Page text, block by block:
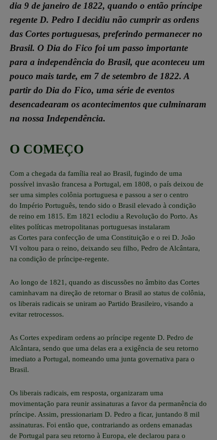
dia 9 de janeiro de 1822, quando o então príncipe
regente D. Pedro I decidiu não cumprir as ordens
das Cortes portuguesas, preferindo permanecer no
Brasil. O Dia do Fico foi um passo importante
para a independência do Brasil, que aconteceu um
pouco mais tarde, em 7 de setembro de 1822. A
partir do Dia do Fico, uma série de eventos
desencadearam os acontecimentos que culminaram
na nossa Independência.
O COMEÇO
Com a chegada da família real ao Brasil, fugindo de uma
possível invasão francesa a Portugal, em 1808, o país deixou de
ser uma simples colônia portuguesa e passou a ser o centro
do Império Português, tendo sido o Brasil elevado à condição
de reino em 1815. Em 1821 eclodiu a Revolução do Porto. As
elites políticas metropolitanas portuguesas instalaram
as Cortes para confecção de uma Constituição e o rei D. João
VI voltou para o reino, deixando seu filho, Pedro de Alcântara,
na condição de príncipe-regente.
Ao longo de 1821, quando as discussões no âmbito das Cortes
caminhavam na direção de retornar o Brasil ao status de colônia,
os liberais radicais se uniram ao Partido Brasileiro, visando a
evitar retrocessos.
As Cortes expediram ordens ao príncipe regente D. Pedro de
Alcântara, sendo que uma delas era a exigência de seu retorno
imediato a Portugal, nomeando uma junta governativa para o
Brasil.
Os liberais radicais, em resposta, organizaram uma
movimentação para reunir assinaturas a favor da permanência do
príncipe. Assim, pressionariam D. Pedro a ficar, juntando 8 mil
assinaturas. Foi então que, contrariando as ordens emanadas
de Portugal para seu retorno à Europa, ele declarou para o